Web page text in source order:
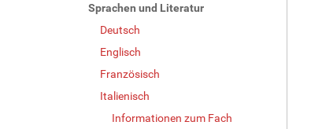
Sprachen und Literatur
Deutsch
Englisch
Französisch
Italienisch
Informationen zum Fach